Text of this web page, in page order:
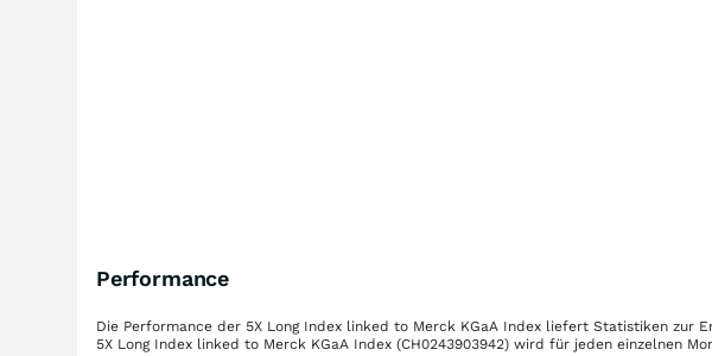
Performance
Die Performance der 5X Long Index linked to Merck KGaA Index liefert Statistiken zur
5X Long Index linked to Merck KGaA Index (CH0243903942) wird für jeden einzelnen